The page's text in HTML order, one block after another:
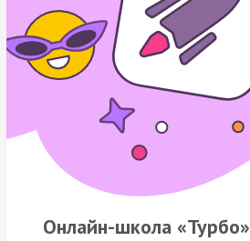
Онлайн-школа «Турбо»